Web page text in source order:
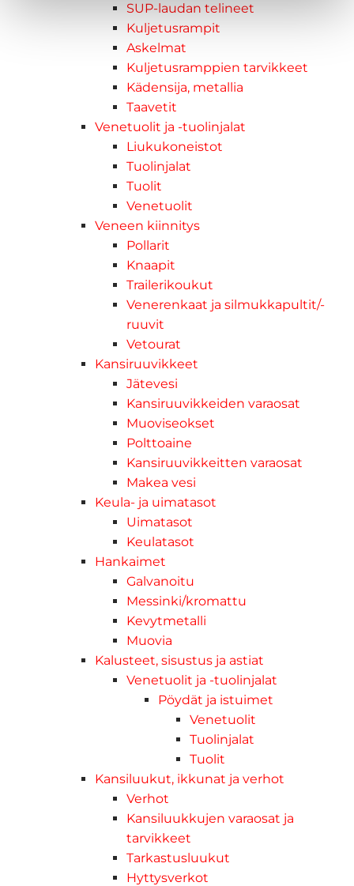
SUP-laudan telineet
Kuljetusrampit
Askelmat
Kuljetusramppien tarvikkeet
Kädensija, metallia
Taavetit
Venetuolit ja -tuolinjalat
Liukukoneistot
Tuolinjalat
Tuolit
Venetuolit
Veneen kiinnitys
Pollarit
Knaapit
Trailerikoukut
Venerenkaat ja silmukkapultit/-
ruuvit
Vetourat
Kansiruuvikkeet
Jätevesi
Kansiruuvikkeiden varaosat
Muoviseokset
Polttoaine
Kansiruuvikkeitten varaosat
Makea vesi
Keula- ja uimatasot
Uimatasot
Keulatasot
Hankaimet
Galvanoitu
Messinki/kromattu
Kevytmetalli
Muovia
Kalusteet, sisustus ja astiat
Venetuolit ja -tuolinjalat
Pöydät ja istuimet
Venetuolit
Tuolinjalat
Tuolit
Kansiluukut, ikkunat ja verhot
Verhot
Kansiluukkujen varaosat ja
tarvikkeet
Tarkastusluukut
Hyttysverkot